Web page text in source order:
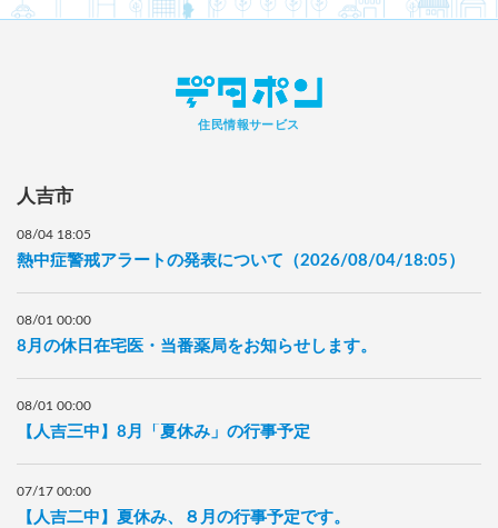
▶見逃した方はTVerで！『水曜だけど土曜の番組』
▶懐かしい動画がいっぱい！RKKニュースミュージアム
住民情報サービス
人吉市
08/04 18:05
熱中症警戒アラートの発表について（2026/08/04/18:05）
08/01 00:00
8月の休日在宅医・当番薬局をお知らせします。
08/01 00:00
【人吉三中】8月「夏休み」の行事予定
07/17 00:00
【人吉二中】夏休み、８月の行事予定です。